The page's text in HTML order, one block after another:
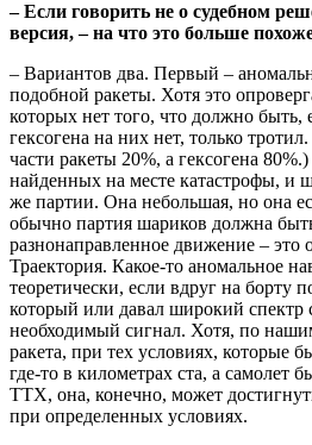
– Если говорить не о судебном
версия, – на что это больше
– Вариантов два. Первый –
подобной ракеты. Хотя это
которых нет того, что должно быть,
гексогена на них нет, только
части ракеты 20%, а гексогена
найденных на месте катастрофы, и
же партии. Она небольшая, но она
обычно партия шариков должна
разнонаправленное движение – это
Траектория. Какое-то аномальное
теоретически, если вдруг на борту
который или давал широкий спектр
необходимый сигнал. Хотя, по
ракета, при тех условиях, которые
где-то в километрах ста, а самолет
ТТХ, она, конечно, может
при определенных условиях.